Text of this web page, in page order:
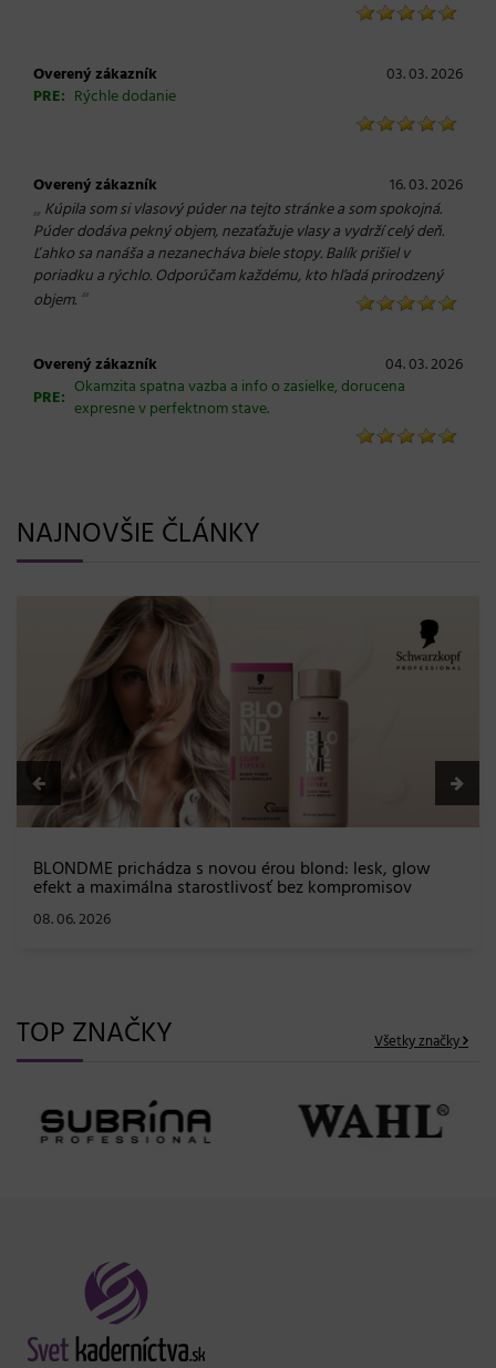
Overený zákazník
03. 03. 2026
PRE: Rýchle dodanie
Overený zákazník 16. 03. 2026
„ Kúpila som si vlasový púder na tejto stránke a som spokojná.
Púder dodáva pekný objem, nezaťažuje vlasy a vydrží celý deň.
Ľahko sa nanáša a nezanecháva biele stopy. Balík prišiel v
poriadku a rýchlo. Odporúčam každému, kto hľadá prirodzený
objem. “
Overený zákazník
04. 03. 2026
PRE: Okamzita spatna vazba a info o zasielke, dorucena
expresne v perfektnom stave.
NAJNOVŠIE ČLÁNKY
BLONDME prichádza s novou érou blond: lesk, glow
efekt a maximálna starostlivosť bez kompromisov
08. 06. 2026
TOP ZNAČKY Všetky značky